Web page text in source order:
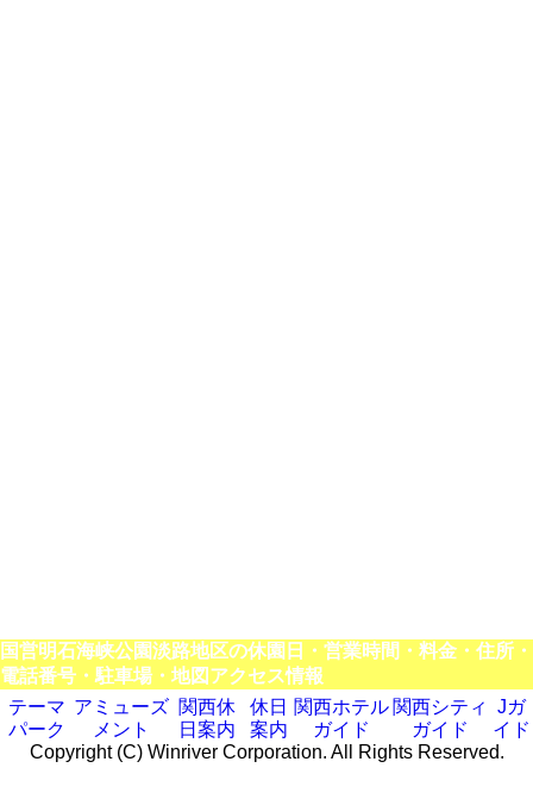
国営明石海峡公園淡路地区の休園日・営業時間・料金・住所・
電話番号・駐車場・地図アクセス情報
テーマ
パーク
アミューズ
メント
関西休
日案内
休日
案内
関西ホテル
ガイド
関西シティ
ガイド
Jガ
イド
Copyright (C) Winriver Corporation. All Rights Reserved.